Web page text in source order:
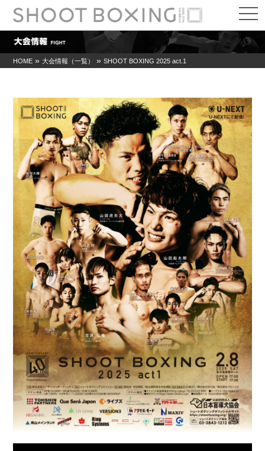
t
o
g
g
n
i
g
a
t
o
HOME »大会情報（一覧） »SHOOT BOXING 2025 act.1